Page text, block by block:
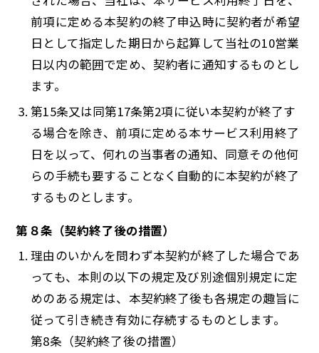
前項に定める本契約の終了申込時に契約者が希望
日として指定した期日から起算して当社の10営業
日以内の範囲で定め、契約者に通知するものとし
ます。
第15条又は同第17条第2項に従い本契約が終了す
る場合を除き、前項に定める本サービス利用終了
日を以って、何れの当事者の通知、同意その他何
らの手続も要することなく自動的に本契約が終了
するものとします。
第８条（契約終了後の措置）
理由のいかんを問わず本契約が終了した場合であ
っても、本則の以下の規定及び別途個別規定に定
めのある規定は、本契約終了後も各規定の趣旨に
従って引き続き有効に存続するものとします。
第8条（契約終了後の措置）